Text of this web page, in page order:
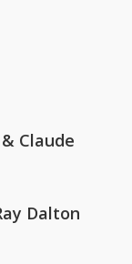
Claude
Dalton